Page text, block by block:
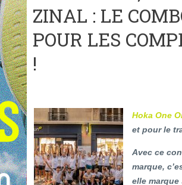
ZINAL : LE
POUR LES
!
Hoka One
et pour le
Avec ce
marque,
elle